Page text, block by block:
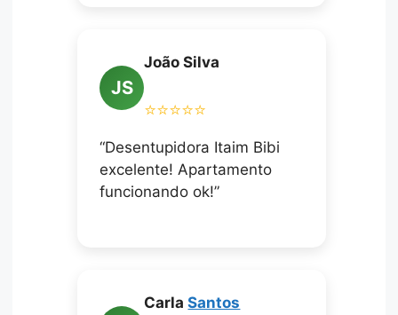
JS
João Silva
⭐⭐⭐⭐⭐
“Desentupidora Itaim Bibi
excelente! Apartamento
funcionando ok!”
CarlaSantos